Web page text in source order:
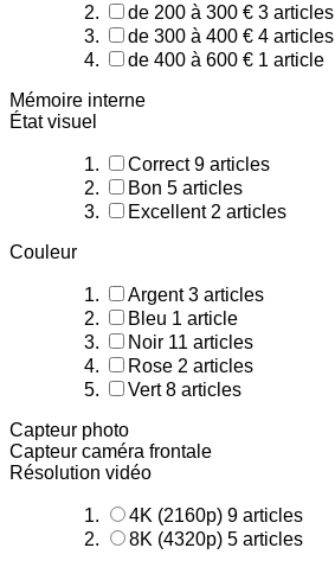
de 200 à 300 € 3 articles
de 300 à 400 € 4 articles
de 400 à 600 € 1 article
Mémoire interne
État visuel
Correct 9 articles
Bon 5 articles
Excellent 2 articles
Couleur
Argent 3 articles
Bleu 1 article
Noir 11 articles
Rose 2 articles
Vert 8 articles
Capteur photo
Capteur caméra frontale
Résolution vidéo
4K (2160p) 9 articles
8K (4320p) 5 articles